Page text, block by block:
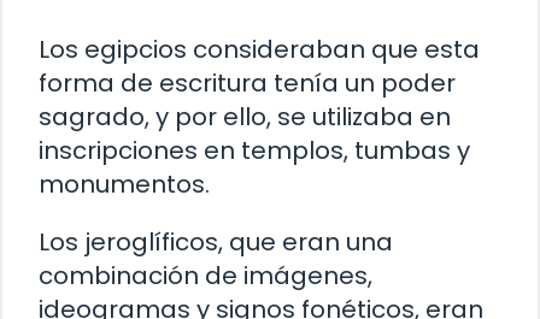
Los egipcios consideraban que esta
forma de escritura tenía un poder
sagrado, y por ello, se utilizaba en
inscripciones en templos, tumbas y
monumentos.
Los jeroglíficos, que eran una
combinación de imágenes,
ideogramas y signos fonéticos, eran